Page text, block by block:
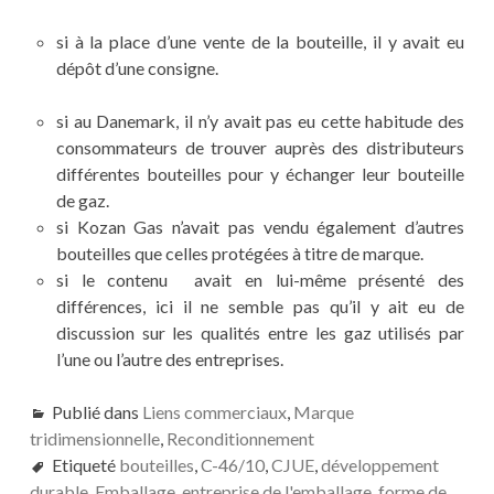
si à la place d’une vente de la bouteille, il y avait eu
dépôt d’une consigne.
si au Danemark, il n’y avait pas eu cette habitude des
consommateurs de trouver auprès des distributeurs
différentes bouteilles pour y échanger leur bouteille
de gaz.
si Kozan Gas n’avait pas vendu également d’autres
bouteilles que celles protégées à titre de marque.
si le contenu avait en lui-même présenté des
différences, ici il ne semble pas qu’il y ait eu de
discussion sur les qualités entre les gaz utilisés par
l’une ou l’autre des entreprises.
Publié dans Liens commerciaux, Marque
tridimensionnelle, Reconditionnement
Etiqueté bouteilles C-46/10, CJUE, développement